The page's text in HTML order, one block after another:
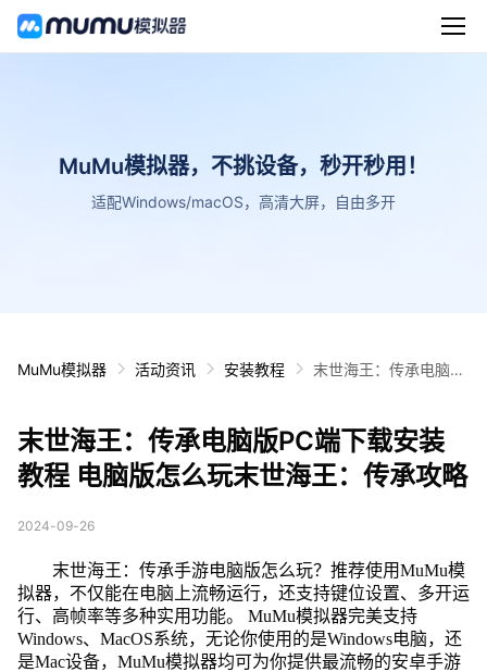
MuMu模拟器，不挑设备，秒开秒用！
适配Windows/macOS，高清大屏，自由多开
MuMu模拟器 活动资讯 安装教程
末世海王：传承电脑版
传承攻略
末世海王：传承电脑版PC端下载安装
教程 电脑版怎么玩末世海王：传承攻略
2024-09-26
末世海王：传承手游电脑版怎么玩？推荐使用MuMu模
拟器，不仅能在电脑上流畅运行，还支持键位设置、多开运
行、高帧率等多种实用功能。 MuMu模拟器完美支持
Windows、MacOS系统，无论你使用的是Windows电脑，还
是Mac设备，MuMu模拟器均可为你提供最流畅的安卓手游